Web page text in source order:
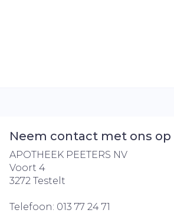
Neem contact met ons op
APOTHEEK PEETERS NV
Voort 4
3272 Testelt
Telefoon: 013 77 24 71